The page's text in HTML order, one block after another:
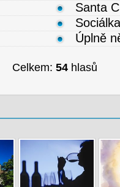
Santa
Sociálka
Úplně
Celkem: 54 hlasů